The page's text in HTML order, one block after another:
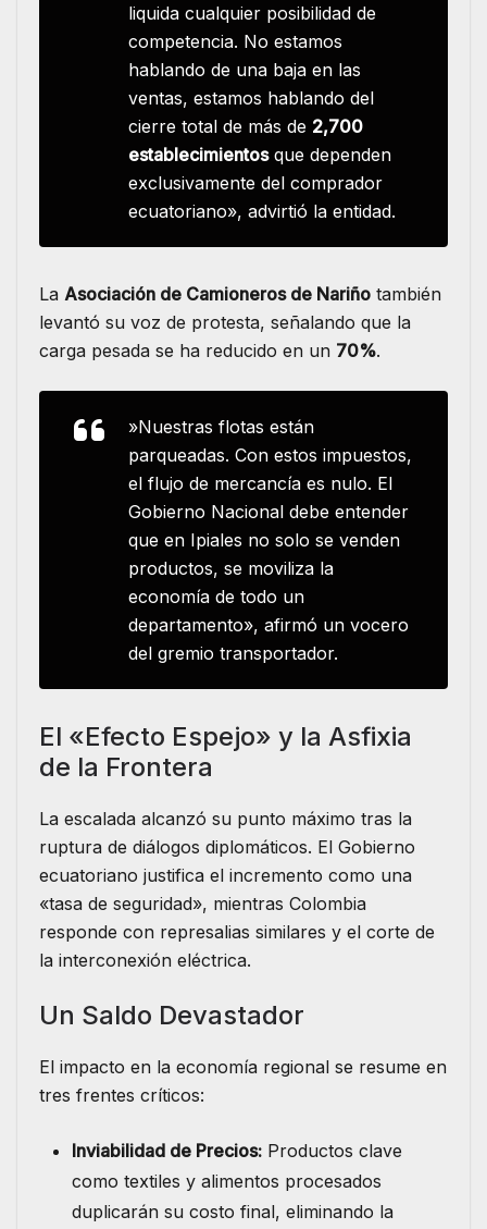
liquida cualquier posibilidad de
competencia. No estamos
hablando de una baja en las
ventas, estamos hablando del
cierre total de más de 2,700
establecimientosque dependen
exclusivamente del comprador
ecuatoriano», advirtió la entidad.
​La Asociación de Camioneros de Nariño también
levantó su voz de protesta, señalando que la
carga pesada se ha reducido en un 70%.
​»Nuestras flotas están
parqueadas. Con estos impuestos,
el flujo de mercancía es nulo. El
Gobierno Nacional debe entender
que en Ipiales no solo se venden
productos, se moviliza la
economía de todo un
departamento», afirmó un vocero
del gremio transportador.
​El «Efecto Espejo» y la Asfixia
de la Frontera
​La escalada alcanzó su punto máximo tras la
ruptura de diálogos diplomáticos. El Gobierno
ecuatoriano justifica el incremento como una
«tasa de seguridad», mientras Colombia
responde con represalias similares y el corte de
la interconexión eléctrica.
​Un Saldo Devastador
​El impacto en la economía regional se resume en
tres frentes críticos:
Inviabilidad de Precios: Productos clave
como textiles y alimentos procesados
duplicarán su costo final, eliminando la